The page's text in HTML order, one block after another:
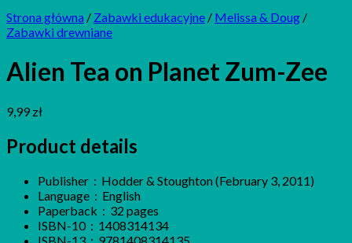
Strona główna / Zabawki edukacyjne / Melissa & Doug /
Zabawki drewniane
Alien Tea on Planet Zum-Zee
9,99 zł
Product details
Publisher ‏ : ‎ Hodder & Stoughton (February 3, 2011)
Language ‏ : ‎ English
Paperback ‏ : ‎ 32 pages
ISBN-10 ‏ : ‎ 1408314134
ISBN-13 ‏ : ‎ 9781408314135